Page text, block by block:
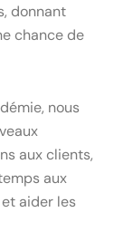
donnant
chance de
nous
aux clients,
aux
aider les